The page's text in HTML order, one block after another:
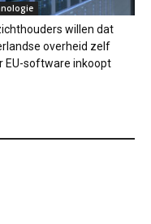
willen dat
overheid zelf
EU-software inkoopt